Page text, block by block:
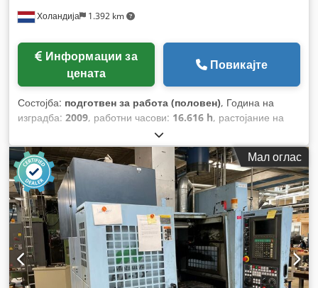
Холандија 1.392 km
цената
Повикајте
Состојба: подготвен за работа (половен), Година на
изградба: 2009, работни часови: 16.616 h, растојание на
120 мм, максимална брзина на
вретеното:36.000 обр/мин, број на оски:5,
Мал оглас